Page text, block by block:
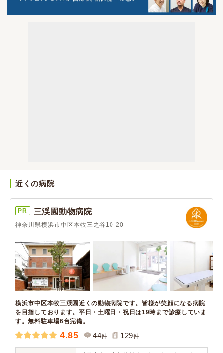
近くの病院
PR 三渓園動物病院
神奈川県横浜市中区本牧三之谷10-20
横浜市中区本牧三渓園近くの動物病院です。皆様が笑顔になる病院
を目指しております。平日・土曜日・祝日は19時まで診療していま
す。無料駐車場6台完備。
4.85 44件 129件